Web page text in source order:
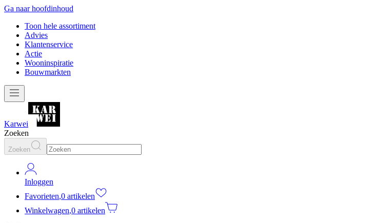
Ga naar hoofdinhoud
Toon hele assortiment
Advies
Klantenservice
Actie
Wooninspiratie
Bouwmarkten
Karwei
Zoeken
Zoeken
Inloggen
Favorieten,0 artikelen
Winkelwagen,0 artikelen